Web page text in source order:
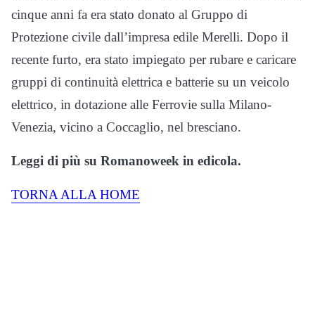
cinque anni fa era stato donato al Gruppo di
Protezione civile dall’impresa edile Merelli. Dopo il
recente furto, era stato impiegato per rubare e caricare
gruppi di continuità elettrica e batterie su un veicolo
elettrico, in dotazione alle Ferrovie sulla Milano-
Venezia, vicino a Coccaglio, nel bresciano.
Leggi di più su Romanoweek in edicola.
TORNA ALLA HOME